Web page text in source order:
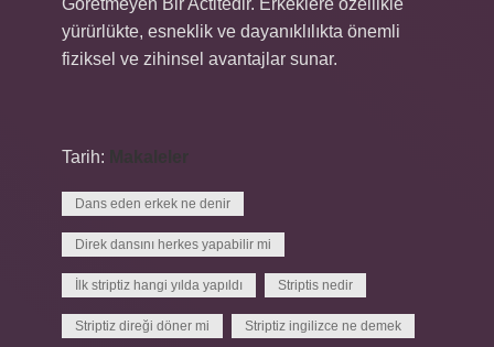
Göretmeyen Bir Actitedir. Erkeklere özellikle
yürürlükte, esneklik ve dayanıklılıkta önemli
fiziksel ve zihinsel avantajlar sunar.
Tarih:
Dans eden erkek ne denir
Direk dansını herkes yapabilir mi
İlk striptiz hangi yılda yapıldı Striptis nedir
Striptiz direği döner mi Striptiz ingilizce ne demek